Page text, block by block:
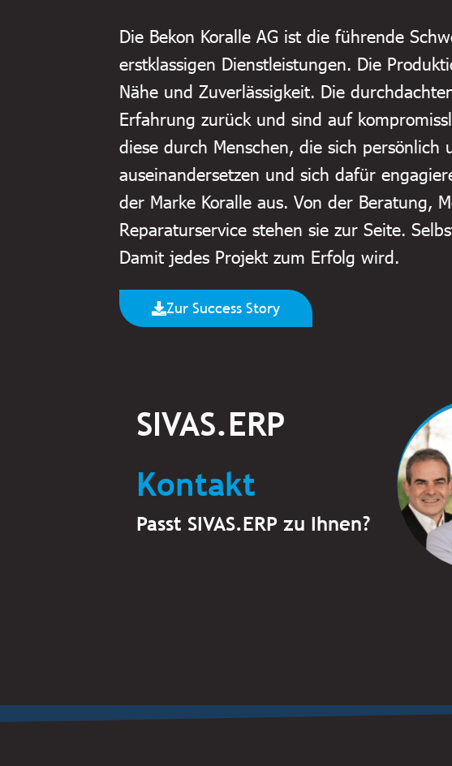
Die Bekon Koralle AG ist die führende
erstklassigen Dienstleistungen. Die
Nähe und Zuverlässigkeit. Die
Erfahrung zurück und sind auf
diese durch Menschen, die sich
auseinandersetzen und sich dafür
der Marke Koralle aus. Von der Beratung,
Reparaturservice stehen sie zur Seite.
Damit jedes Projekt zum Erfolg wird.
Zur Success Story
SIVAS.ERP
Kontakt
Passt SIVAS.ERP zu Ihnen?